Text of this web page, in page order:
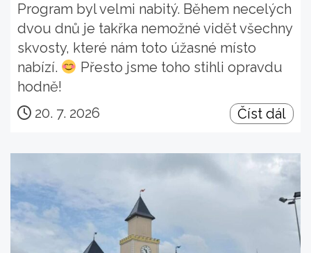
Program byl velmi nabitý. Během necelých
dvou dnů je takřka nemožné vidět všechny
skvosty, které nám toto úžasné místo
nabízí.
Přesto jsme toho stihli opravdu
hodně!
20. 7. 2026
Číst dál